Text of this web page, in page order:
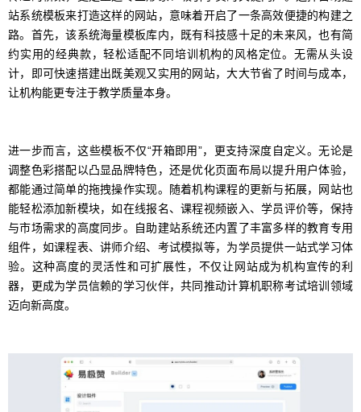
站系统模板来打造这样的网站，意味着开启了一条高效便捷的构建之
路。首先，该系统海量模板库内，既有科技感十足的未来风，也有简
约实用的经典款，轻松适配不同培训机构的风格定位。无需从头设
计，即可快速搭建出既美观又实用的网站，大大节省了时间与成本，
让机构能更专注于教学质量本身。
进一步而言，这些模板不仅“开箱即用”，更支持深度自定义。无论是
调整色彩搭配以凸显品牌特色，还是优化页面布局以提升用户体验，
都能通过简单的拖拽操作实现。随着机构课程的更新与拓展，网站也
能轻松添加新模块，如在线报名、课程视频嵌入、学员评价等，保持
与市场需求的高度同步。自助建站系统还内置了丰富多样的教育专用
组件，如课程表、讲师介绍、考试模拟等，为学员提供一站式学习体
验。这种高度的灵活性和可扩展性，不仅让网站成为机构宣传的利
器，更成为学员信赖的学习伙伴，共同推动计算机职称考试培训领域
迈向新高度。